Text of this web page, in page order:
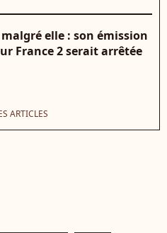
elle : son émission
France 2 serait arrêtée
ARTICLES